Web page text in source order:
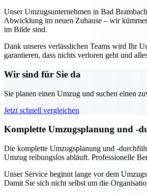
Unser Umzugsunternehmen in Bad
Abwicklung im neuen Zuhause – wir
im Bilde sind.
Dank unseres verlässlichen Teams wird Ihr
garantieren, dass nichts verloren geht und
Wir sind für Sie da
Sie planen einen Umzug und suchen einen
Jetzt schnell vergleichen
Komplette Umzugsplanung und -
Die komplette Umzugsplanung und -
Umzug reibungslos abläuft. Professionelle
Unser Service beginnt lange vor dem
Damit Sie sich nicht selbst um die